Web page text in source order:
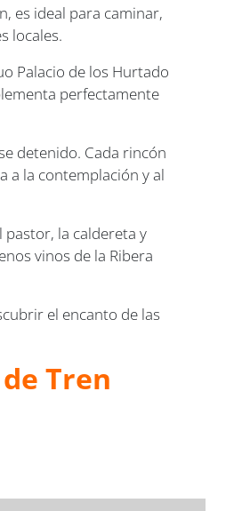
es ideal para caminar,
locales.
Palacio de los Hurtado
perfectamente
detenido. Cada rincón
a la contemplación y al
pastor, la caldereta y
vinos de la Ribera
el encanto de las
Tren